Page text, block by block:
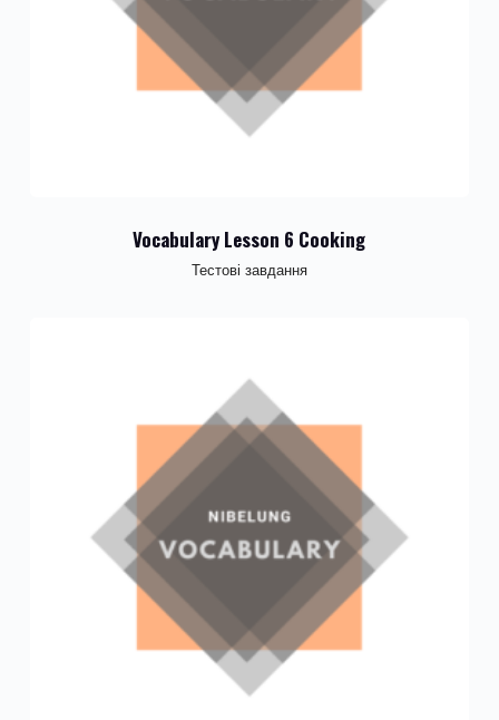
Vocabulary Lesson 6 Cooking
Тестові завдання